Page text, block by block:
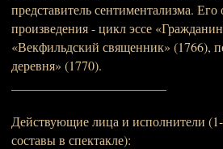
представитель сентиментализма.
произведения - цикл эссе
«Векфильдский священник» (1766),
деревня» (1770).
Действующие лица и исполнители
составы в спектакле):